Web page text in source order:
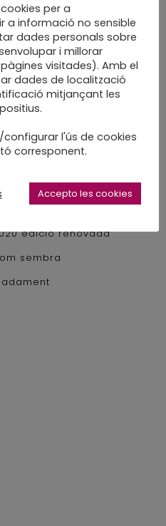
a construir
lliure
edició renovada
sembra
per a
a informació no sensible
dades personals sobre
i millorar
visitades). Amb el
dades de localització
mitjançant les
l'ús de cookies
corresponent.
Accepto les cookies